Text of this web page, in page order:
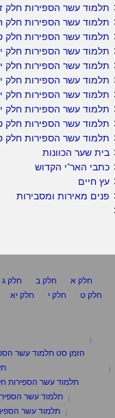
תלמוד עשר הספירות חלק ז
תלמוד עשר הספירות חלק
תלמוד עשר הספירות חלק
תלמוד עשר הספירות חלק י
תלמוד עשר הספירות חלק
תלמוד עשר הספירות חלק
תלמוד עשר הספירות חלק
תלמוד עשר הספירות חלק
תלמוד עשר הספירות חלק
תלמוד עשר הספירות חלק
בית שער הכוונות
כתבי האר"י הקדוש
עץ חיים
פנים מאירות ומסבירות
חלק א
חלק ב חלק ג
חלק ט
חלק י חלק יא
הזמן סט תלמוד עשר
תלמוד עשר הספירות
תלמוד עשר
תלמוד עשר